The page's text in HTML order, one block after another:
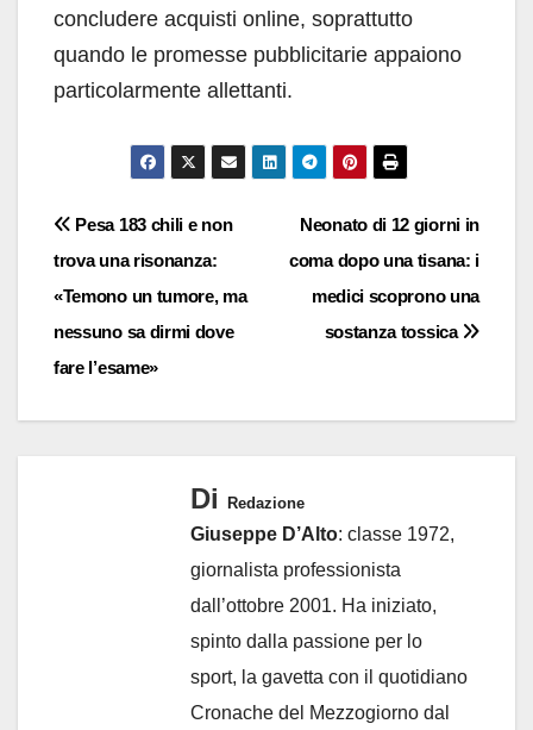
concludere acquisti online, soprattutto
quando le promesse pubblicitarie appaiono
particolarmente allettanti.
Navigazione
articoli
Neonato di 12 giorni in
coma dopo una tisana: i
medici scoprono una
sostanza tossica
Pesa 183 chili e non
trova una risonanza:
«Temono un tumore, ma
nessuno sa dirmi dove
fare l’esame»
Di Redazione
Giuseppe D’Alto: classe 1972,
giornalista professionista
dall’ottobre 2001. Ha iniziato,
spinto dalla passione per lo
sport, la gavetta con il quotidiano
Cronache del Mezzogiorno dal